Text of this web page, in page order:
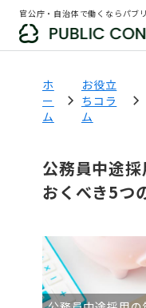
官公庁・自治体で働くならパブ
ホ
ー
ム
お役立
ちコラ
ム
公務員中途
おくべき5つ